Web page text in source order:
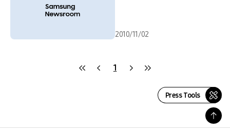
2010/11/02
1
Press Tools